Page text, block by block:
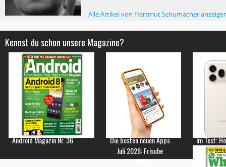
Alle Artikel von Hartmut Schumacher
Kennst du schon unsere Magazine?
Android Magazin Nr. 36
Die besten neuen Apps
Juli 2026: Frische
Empfehlungen für
Im Test: